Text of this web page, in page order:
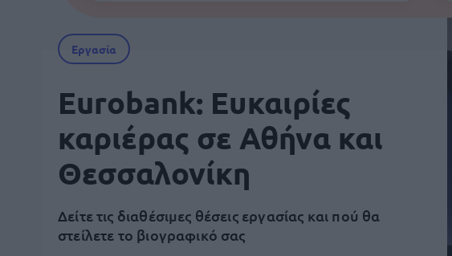
Εργασία
Eurobank: Ευκαιρίες
καριέρας σε Αθήνα και
Θεσσαλονίκη
Δείτε τις διαθέσιμες θέσεις εργασίας και πού θα
στείλετε το βιογραφικό σας